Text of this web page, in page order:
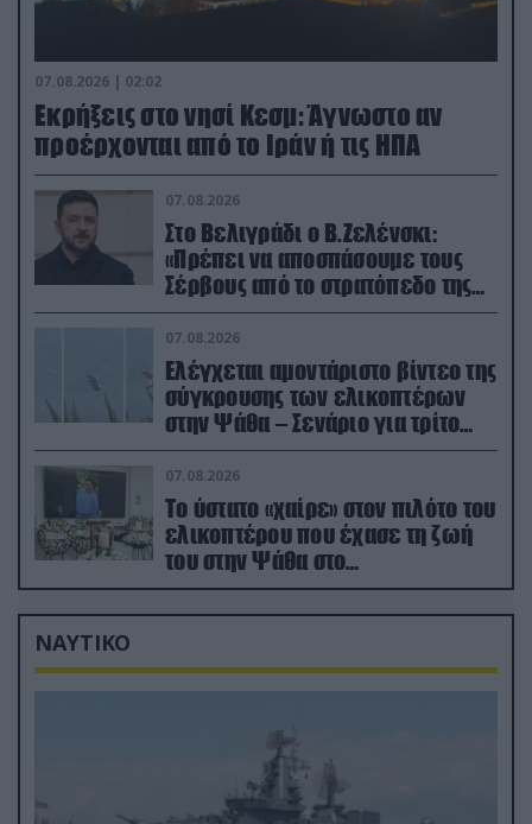
07.08.2026 | 02:02
Εκρήξεις στο νησί Κεσμ: Άγνωστο αν
προέρχονται από το Ιράν ή τις ΗΠΑ
07.08.2026
Στο Βελιγράδι ο Β.Ζελένσκι:
«Πρέπει να αποσπάσουμε τους
Σέρβους από το στρατόπεδο της
Ρωσίας»
07.08.2026
Ελέγχεται αμοντάριστο βίντεο της
σύγκρουσης των ελικοπτέρων
στην Ψάθα – Σενάριο για τρίτο
ελικόπτερο
07.08.2026
Το ύστατο «χαίρε» στον πιλότο του
ελικοπτέρου που έχασε τη ζωή
του στην Ψάθα στο
αποτεφρωτήριο Ριτσώνας
ΝΑΥΤΙΚΟ